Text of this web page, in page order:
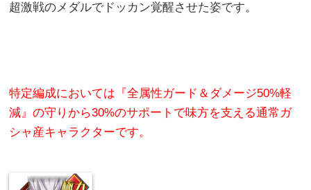
超激戦のメダルでドッカン覚醒させた姿です。
特定編成においては『全属性ガード＆ダメージ50%軽
減』の守りから30%のサポートで味方を支える通常ガ
シャ産キャラクターです。